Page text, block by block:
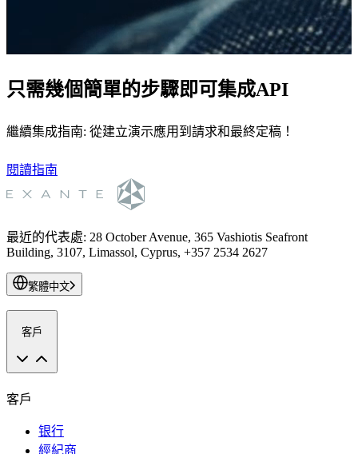
只需幾個簡單的步驟即可集成API
繼續集成指南: 從建立演示應用到請求和最終定稿！
閱讀指南
最近的代表處: 28 October Avenue, 365 Vashiotis Seafront
Building, 3107, Limassol, Cyprus, +357 2534 2627
繁體中文
客戶
客戶
银行
經紀商